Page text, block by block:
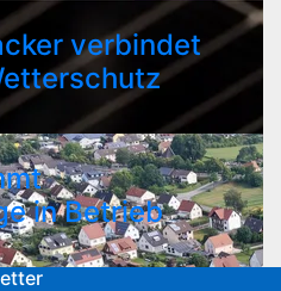
verbindet
in Betrieb